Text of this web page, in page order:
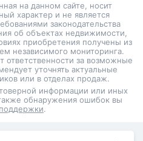
на данном сайте, носит
характер и не является
законодательства
об объектах недвижимости,
приобретения получены из
независимого мониторинга.
ответственности за возможные
уточнять актуальные
или в отделах продаж.
информации или иных
обнаружения ошибок вы
.